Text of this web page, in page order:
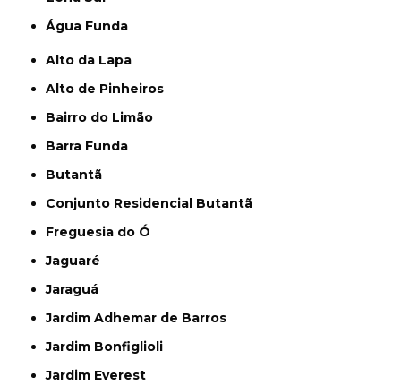
Água Funda
Alto da Lapa
Alto de Pinheiros
Bairro do Limão
Barra Funda
Butantã
Conjunto Residencial Butantã
Freguesia do Ó
Jaguaré
Jaraguá
Jardim Adhemar de Barros
Jardim Bonfiglioli
Jardim Everest